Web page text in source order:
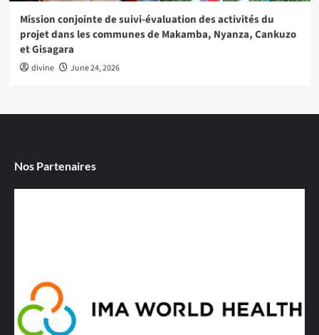
Mission conjointe de suivi-évaluation des activités du
projet dans les communes de Makamba, Nyanza, Cankuzo
et Gisagara
divine June 24, 2026
Nos Partenaires